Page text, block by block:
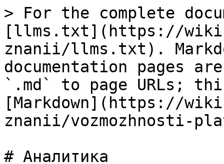
> For the complete
[llms.txt](https://
znanii/llms.txt).
documentation pages
`.md` to page URLs;
[Markdown](https://
znanii/vozmozhnosti-
# Аналитика